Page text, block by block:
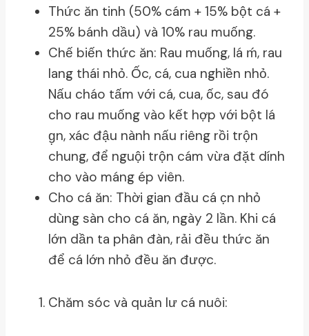
Thức ăn tinh (50% cám + 15% bột cá +
25% bánh dầu) và 10% rau muống.
Chế biến thức ăn: Rau muống, lá ḿ, rau
lang thái nhỏ. Ốc, cá, cua nghiền nhỏ.
Nấu cháo tấm với cá, cua, ốc, sau đó
cho rau muống vào kết hợp với bột lá
g̣n, xác đậu nành nấu riêng rồi trộn
chung, để nguội trộn cám vừa đặt dính
cho vào máng ép viên.
Cho cá ăn: Thời gian đầu cá c̣n nhỏ
dùng sàn cho cá ăn, ngày 2 lần. Khi cá
lớn dần ta phân đàn, rải đều thức ăn
để cá lớn nhỏ đều ăn được.
Chăm sóc và quản lư cá nuôi: